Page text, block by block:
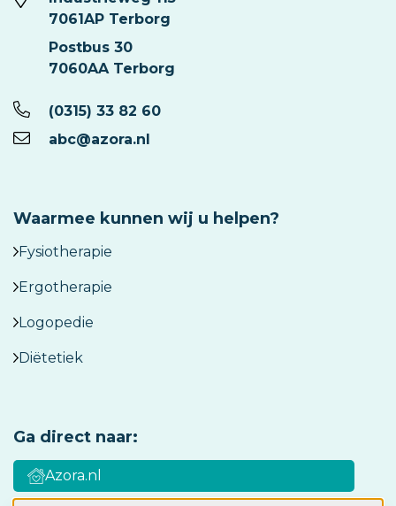
7061AP Terborg
Postbus 30
7060AA Terborg
(0315) 33 82 60
abc@azora.nl
Waarmee kunnen wij u helpen?
Fysiotherapie
Ergotherapie
Logopedie
Diëtetiek
Ga direct naar:
Azora.nl